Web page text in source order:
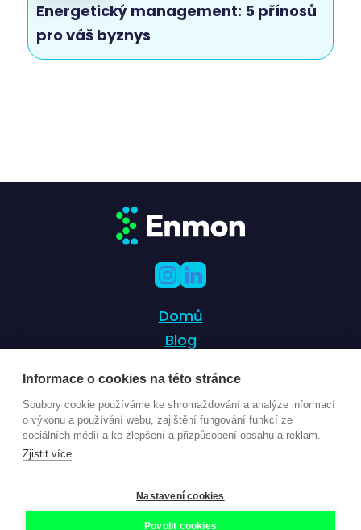
Informace o cookies na této stránce
Soubory cookie používáme ke shromažďování a analýze informací
o výkonu a používání webu, zajištění fungování funkcí ze
sociálních médií a ke zlepšení a přizpůsobení obsahu a reklam.
Zjistit více
Nastavení cookies
Povolit cookies
Energetický management: 5 přínosů
pro váš byznys
Domů
Blog
Případové studie
Kontakt
pro 21. století